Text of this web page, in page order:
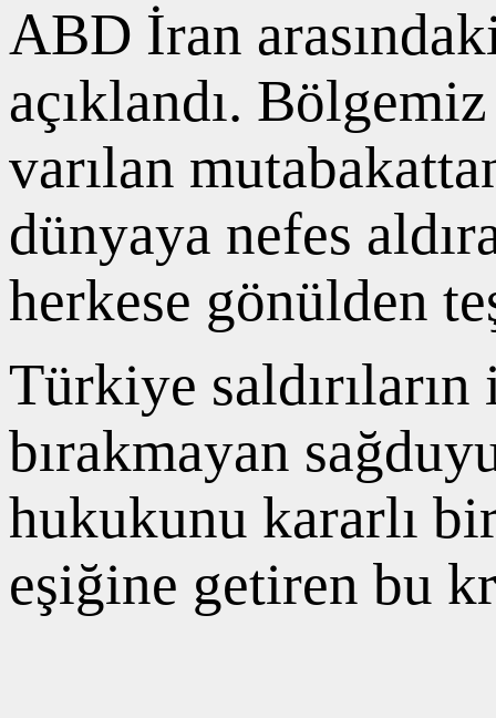
ABD İran
açıklandı.
varılan
dünyaya nefes
herkese gönülden
Türkiye
bırakmayan
hukukunu kararlı
eşiğine getiren bu